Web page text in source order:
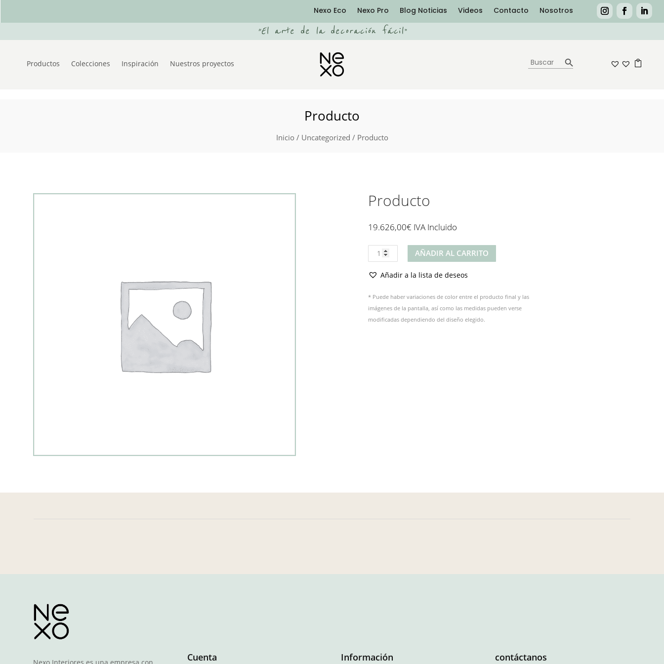
Nexo Eco Nexo Pro Blog Noticias Videos Contacto Nosotros
“El arte de la decoración fácil”
Productos Colecciones Inspiración Nuestros proyectos
Producto
Inicio / Uncategorized / Producto
Producto
19.626,00€ IVA Incluido
Producto
cantidad
AÑADIR AL CARRITO
Añadir a la lista de deseos
* Puede haber variaciones de color entre el producto final y las
imágenes de la pantalla, así como las medidas pueden verse
modificadas dependiendo del diseño elegido.
Cuenta Información contáctanos